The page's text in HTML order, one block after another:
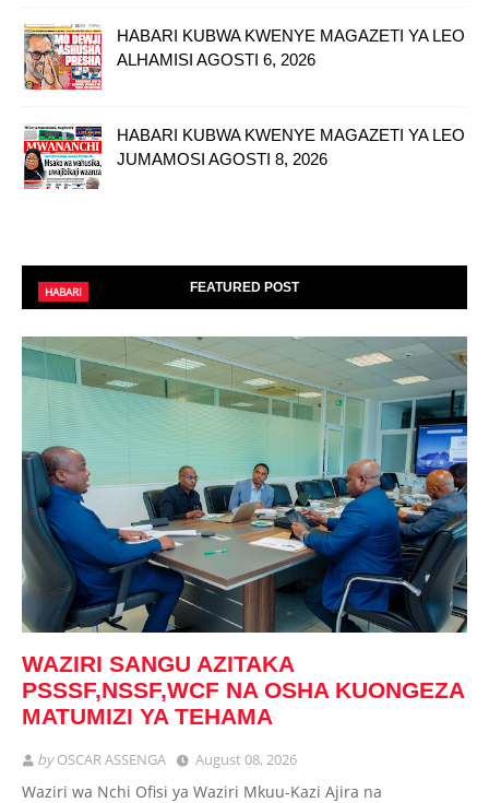
HABARI KUBWA KWENYE MAGAZETI YA LEO
ALHAMISI AGOSTI 6, 2026
HABARI KUBWA KWENYE MAGAZETI YA LEO
JUMAMOSI AGOSTI 8, 2026
FEATURED POST
HABARI
WAZIRI SANGU AZITAKA
PSSSF,NSSF,WCF NA OSHA KUONGEZA
MATUMIZI YA TEHAMA
byOSCAR ASSENGA August 08, 2026
Waziri wa Nchi Ofisi ya Waziri Mkuu-Kazi Ajira na